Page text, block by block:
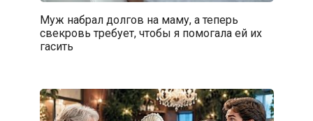
Муж набрал долгов на маму, а теперь
свекровь требует, чтобы я помогала ей их
гасить